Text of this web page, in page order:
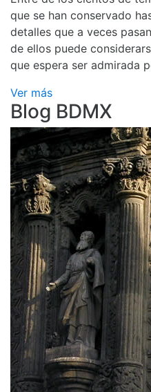
que se han conservado
detalles que a veces
de ellos puede
que espera ser admirada
Ver más
Blog BDMX